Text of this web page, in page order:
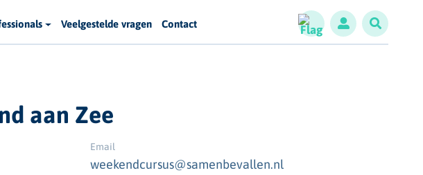
Veelgestelde vragen Contact
aan Zee
Email
weekendcursus@samenbevallen.nl